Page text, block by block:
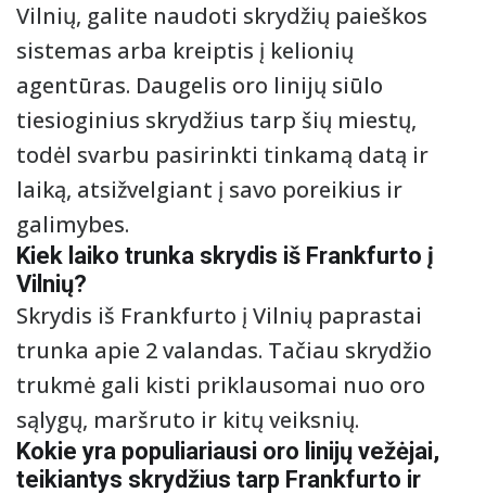
Vilnių, galite naudoti skrydžių paieškos
sistemas arba kreiptis į kelionių
agentūras. Daugelis oro linijų siūlo
tiesioginius skrydžius tarp šių miestų,
todėl svarbu pasirinkti tinkamą datą ir
laiką, atsižvelgiant į savo poreikius ir
galimybes.
Kiek laiko trunka skrydis iš Frankfurto į
Vilnių?
Skrydis iš Frankfurto į Vilnių paprastai
trunka apie 2 valandas. Tačiau skrydžio
trukmė gali kisti priklausomai nuo oro
sąlygų, maršruto ir kitų veiksnių.
Kokie yra populiariausi oro linijų vežėjai,
teikiantys skrydžius tarp Frankfurto ir